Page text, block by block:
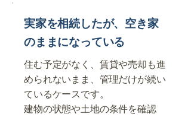
実家を相続したが、空き家
のままになっている
住む予定がなく、賃貸や売却も進
められないまま、管理だけが続い
ているケースです。
建物の状態や土地の条件を確認